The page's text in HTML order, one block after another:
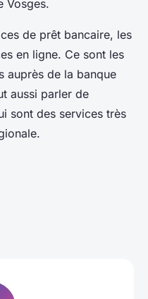
Vosges.
de prêt bancaire, les
en ligne. Ce sont les
auprès de la banque
aussi parler de
sont des services très